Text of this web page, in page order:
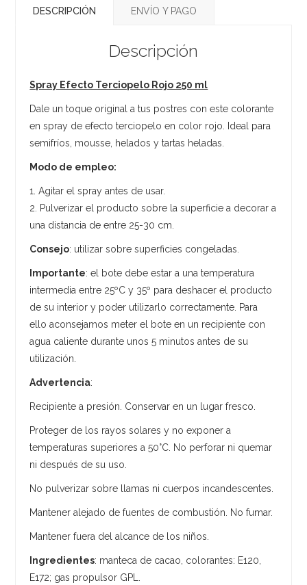
DESCRIPCIÓN ENVÍO Y PAGO
Descripción
Spray Efecto Terciopelo Rojo 250 ml
Dale un toque original a tus postres con este colorante
en spray de efecto terciopelo en color rojo. Ideal para
semifríos, mousse, helados y tartas heladas.
Modo de empleo:
1. Agitar el spray antes de usar.
2. Pulverizar el producto sobre la superficie a decorar a
una distancia de entre 25-30 cm.
Consejo: utilizar sobre superficies congeladas.
Importante: el bote debe estar a una temperatura
intermedia entre 25ºC y 35º para deshacer el producto
de su interior y poder utilizarlo correctamente. Para
ello aconsejamos meter el bote en un recipiente con
agua caliente durante unos 5 minutos antes de su
utilización.
Advertencia:
Recipiente a presión. Conservar en un lugar fresco.
Proteger de los rayos solares y no exponer a
temperaturas superiores a 50°C. No perforar ni quemar
ni después de su uso.
No pulverizar sobre llamas ni cuerpos incandescentes.
Mantener alejado de fuentes de combustión. No fumar.
Mantener fuera del alcance de los niños.
Ingredientes: manteca de cacao, colorantes: E120,
E172; gas propulsor GPL.